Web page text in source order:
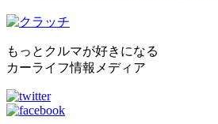
もっとクルマが好きになる
カーライフ情報メディア